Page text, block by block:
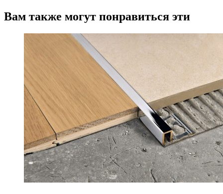
Вам также могут понравиться эти